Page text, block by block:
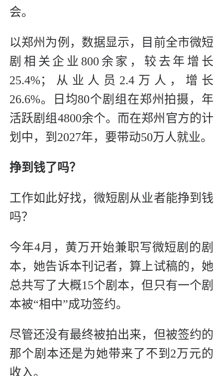
会。
以郑州为例，数据显示，目前全市微短
剧相关企业800余家，较去年增长
25.4%；从业人员2.4万人，增长
26.6%。日均80个剧组在郑州拍摄，年
活跃剧组4800余个。而在郑州官方的计
划中，到2027年，要带动50万人就业。
挣到钱了吗？
工作如此好找，微短剧从业者能挣到钱
吗？
今年4月，黄万开始兼职写微短剧的剧
本，她告诉本刊记者，算上试稿的，她
总共写了大概15个剧本，但只有一个剧
本被“相中”成功签约。
尽管还没有最终被拍出来，但被签约的
那个剧本还是为她带来了不到2万元的
收入。